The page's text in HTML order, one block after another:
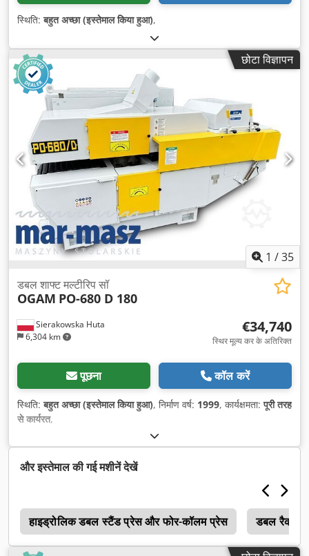
स्थिति:बहुत अच्छा (इस्तेमाल किया हुआ),
छोटा विज्ञापन
1 /35
Sierakowska Huta
6,304 km
डबल शाफ्ट मल्टीरिप सॉ
OGAM PO-680 D 180
€34,740
स्थिर मूल्य कर के अतिरिक्त
पूछना कॉल करें
स्थिति:बहुत अच्छा (इस्तेमाल किया हुआ), निर्माण वर्ष: 1999, कार्यक्षमता:पूरी तरह
से कार्यरत,
और इस्तेमाल की गई मशीनें देखें
हाइड्रोलिक डबल स्टैंड प्रेस और फोर-कॉलम प्रेस डबल रैक